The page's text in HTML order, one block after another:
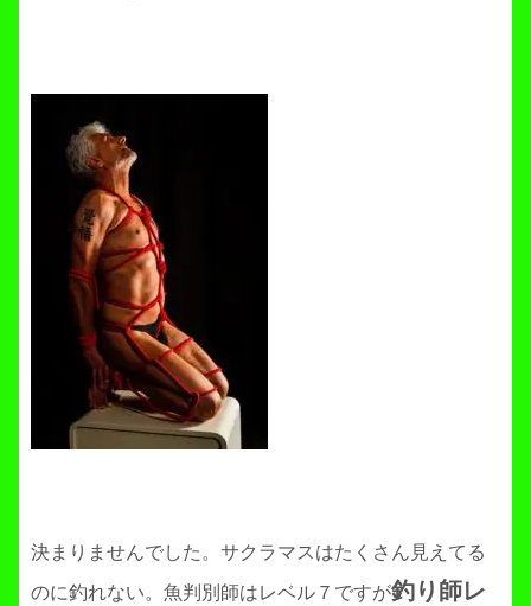
決まりませんでした。サクラマスはたくさん見えてる
のに釣れない。魚判別師はレベル７ですが釣り師レ